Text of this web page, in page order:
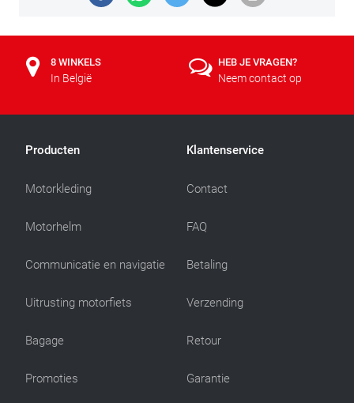
8 WINKELS
In België
HEB JE VRAGEN?
Neem contact op
Producten
Motorkleding
Motorhelm
Communicatie en navigatie
Uitrusting motorfiets
Bagage
Promoties
Klantenservice
Contact
FAQ
Betaling
Verzending
Retour
Garantie